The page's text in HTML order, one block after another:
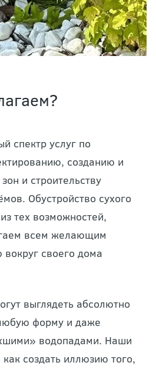
спектр услуг по
, созданию и
и строительству
Обустройство сухого
тех возможностей,
всем желающим
вокруг своего дома
выглядеть абсолютно
форму и даже
водопадами. Наши
создать иллюзию того,